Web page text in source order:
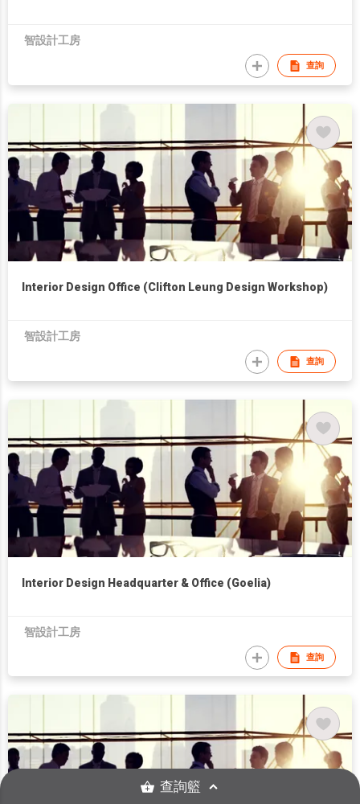
智設計工房
查詢
Interior Design Office (Clifton Leung Design Workshop)
智設計工房
查詢
Interior Design Headquarter & Office (Goelia)
智設計工房
查詢
查詢籃